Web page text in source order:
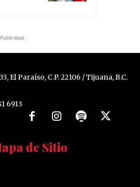
-
El Paraíso, C.P. 22106 / Tijuana, B.C.
6913
de Sitio